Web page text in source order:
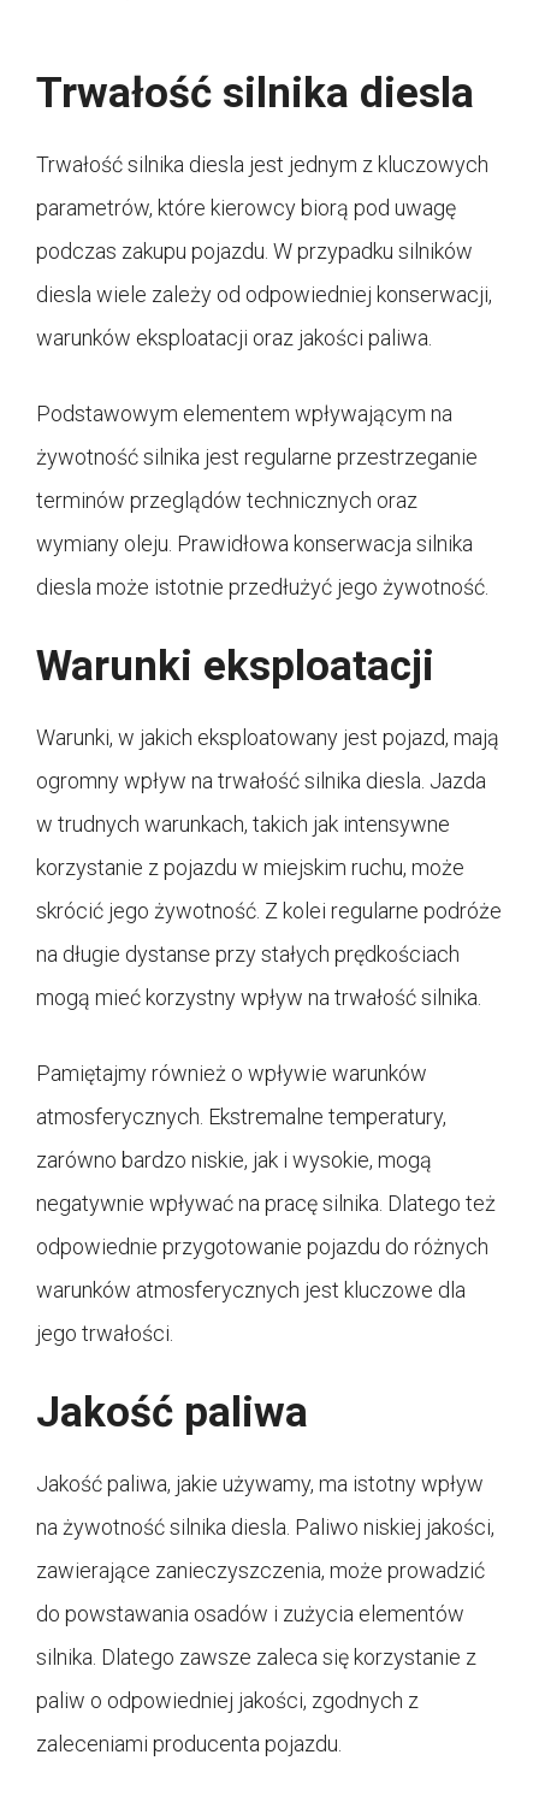
Trwałość silnika diesla
Trwałość silnika diesla jest jednym z kluczowych
parametrów, które kierowcy biorą pod uwagę
podczas zakupu pojazdu. W przypadku silników
diesla wiele zależy od odpowiedniej konserwacji,
warunków eksploatacji oraz jakości paliwa.
Podstawowym elementem wpływającym na
żywotność silnika jest regularne przestrzeganie
terminów przeglądów technicznych oraz
wymiany oleju. Prawidłowa konserwacja silnika
diesla może istotnie przedłużyć jego żywotność.
Warunki eksploatacji
Warunki, w jakich eksploatowany jest pojazd, mają
ogromny wpływ na trwałość silnika diesla. Jazda
w trudnych warunkach, takich jak intensywne
korzystanie z pojazdu w miejskim ruchu, może
skrócić jego żywotność. Z kolei regularne podróże
na długie dystanse przy stałych prędkościach
mogą mieć korzystny wpływ na trwałość silnika.
Pamiętajmy również o wpływie warunków
atmosferycznych. Ekstremalne temperatury,
zarówno bardzo niskie, jak i wysokie, mogą
negatywnie wpływać na pracę silnika. Dlatego też
odpowiednie przygotowanie pojazdu do różnych
warunków atmosferycznych jest kluczowe dla
jego trwałości.
Jakość paliwa
Jakość paliwa, jakie używamy, ma istotny wpływ
na żywotność silnika diesla. Paliwo niskiej jakości,
zawierające zanieczyszczenia, może prowadzić
do powstawania osadów i zużycia elementów
silnika. Dlatego zawsze zaleca się korzystanie z
paliw o odpowiedniej jakości, zgodnych z
zaleceniami producenta pojazdu.